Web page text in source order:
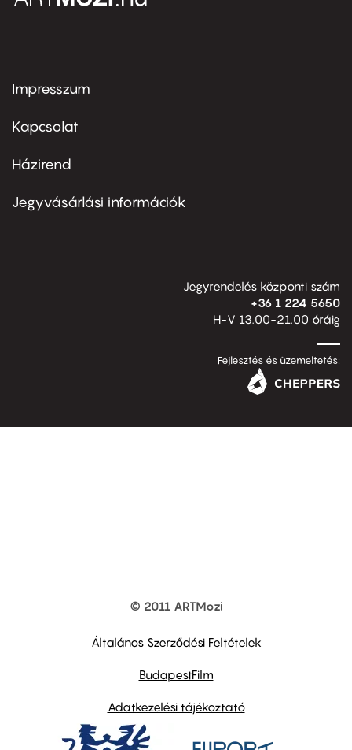
Footer
first
Impresszum
Kapcsolat
Footer
second
Házirend
Jegyvásárlási információk
Jegyrendelés központi szám
+36 1 224 5650
H-V 13.00-21.00 óráig
Fejlesztés és üzemeltetés:
© 2011 ARTMozi
Általános Szerződési Feltételek
BudapestFilm
Adatkezelési tájékoztató